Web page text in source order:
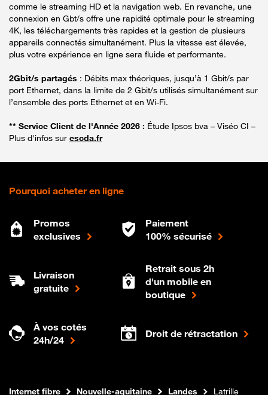
comme le streaming HD et la navigation web. En revanche, une
connexion en Gbt/s offre une rapidité optimale pour le streaming
4K, les téléchargements très rapides et la gestion de plusieurs
appareils connectés simultanément. Plus la vitesse est élevée,
plus votre expérience en ligne sera fluide et performante.
2Gbit/s partagés : Débits max théoriques, jusqu’à 1 Gbit/s par
port Ethernet, dans la limite de 2 Gbit/s utilisés simultanément sur
l’ensemble des ports Ethernet et en Wi-Fi.
** Service Client de l'Année 2026 : Étude Ipsos bva – Viséo CI –
Plus d'infos sur escda.fr
Pourquoi acheter en ligne
Promos
exclusives
Paiement
100% sécurisé
Livraison
gratuite
Retrait sous 2h
d'un mobile en
boutique
À vos cotés
24h/24
Droit de rétractation
Boutique Orange
Internet fibre Nouvelle-aquitaine Landes Latrille